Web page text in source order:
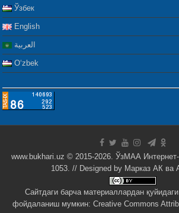
Ўзбек
English
العربية
Oʻzbek
www.bukhari.uz © 2015-2026. ЎзМАА
1053. // Designed by Марказ АК ва
Сайтдаги барча материаллардан қуйидаги
фойдаланиш мумкин: Creative Commons